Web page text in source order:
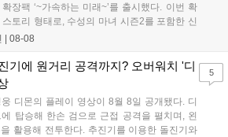
장팩 ‘~가속하는 미래~’를 출시했다. 이번 확
토리 형태로, 수성의 마녀 시즌2를 포함한 신
오버 합체기를 선보이며 작품을 완결 짓는다.
서사와 조합을 구현하며 시리즈의 미래를 향한
시했다....
| 08-08
기에 원거리 공격까지? 오버워치 '디
디몬의 플레이 영상이 8월 8일 공개됐다. 디
탑승해 한손 검으로 근접 공격을 펼치며, 왼
활용해 전투한다. 추진기를 이용한 돌진기와
5